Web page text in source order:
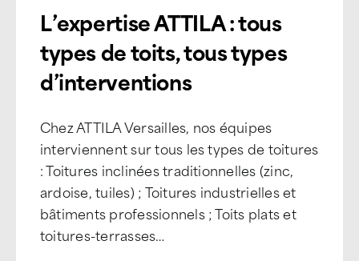
L’expertise ATTILA : tous
types de toits, tous types
d’interventions
Chez ATTILA Versailles, nos équipes
interviennent sur tous les types de toitures
: Toitures inclinées traditionnelles (zinc,
ardoise, tuiles) ; Toitures industrielles et
bâtiments professionnels ; Toits plats et
toitures-terrasses…